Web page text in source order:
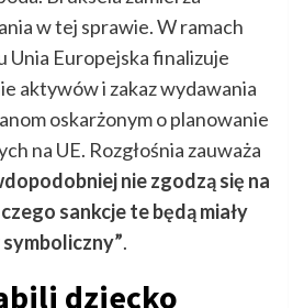
w tej sprawie. W ramach
Unia Europejska finalizuje
aktywów i zakaz wydawania
oskarżonym o planowanie
na UE. Rozgłośnia zauważa
nie zgodzą się na
sankcje te będą miały
.
dziecko